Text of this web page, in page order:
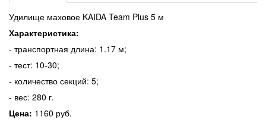
Удилище маховое KAIDA Team Plus 5 м
Характеристика:
- транспортная длина: 1.17 м;
- тест: 10-30;
- количество секций: 5;
- вес: 280 г.
Цена: 1160 руб.